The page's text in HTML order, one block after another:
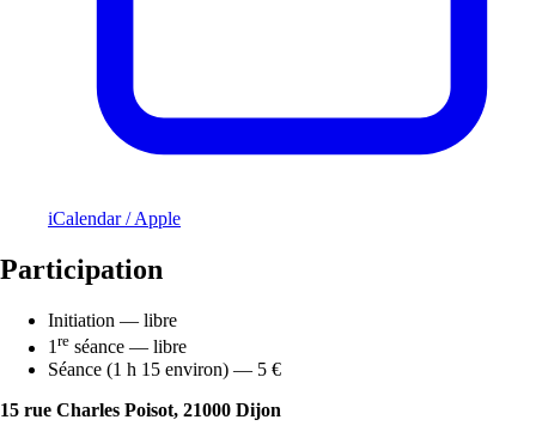
iCalendar / Apple
Participation
Initiation — libre
1re séance — libre
Séance (1 h 15 environ) — 5 €
15 rue Charles Poisot, 21000 Dijon